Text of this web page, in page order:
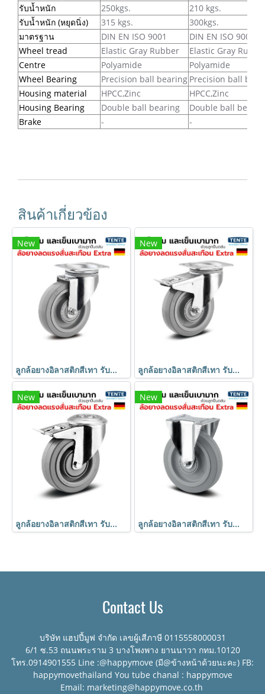
รับน้ำหนัก
250kgs.
210 kgs.
รับน้ำหนัก (หยุดนิ่ง)
315 kgs.
300kgs.
มาตรฐาน
DIN EN ISO 9001
DIN EN ISO 9001
Wheel tread
Elastic Gray Rubber
Elastic Gray
Centre
Polyamide
Polyamide
Wheel Bearing
Precision ball bearing Precision ball
Housing material
HPCC,Zinc
HPCC,Zinc
Housing Bearing
Double ball bearing
Double ball
Brake
- -
สินค้าเกี่ยวข้อง
New
ลูกล้อยางอิลาสติกสีเทา รับน้ำหนัก 450kg. แป้นหมุน เข็นเงียบ นุ่มนวล มาตรฐานเยอรมัน TENTE
New
ลูกล้อยางอิลาสติกสีเทา รับน้ำหนัก 450kg. แป้นเบรก เข็นเงียบ นุ่มนวล มาตรฐานเยอรมัน TENTE
New
ลูกล้อยางอิลาสติกสีเทา รับน้ำหนัก 450kg. รูเบรก เข็นเงียบ นุ่มนวล มาตรฐานเยอรมัน TENTE
New
ลูกล้อยางอิลาสติกสีเทา รับน้ำหนัก 450kg. แป้นตาย เข็นเงียบ นุ่มนวล มาตรฐานเยอรมัน TENTE
Contact Us
บริษัท แฮปปี้มูฟ จำกัด เลขผู้เสีภาษี 0115558000031
6/1 ซ.53 ถนนพระราม 3 บางโพงพาง ยานนาวา กทม.10120
โทร.0914901555 Line :@happymove (มี@ข้างหน้าด้วยนะคะ) FB:
happymovethailand You tube chanal : happymove
Email: marketing@happymove.co.th